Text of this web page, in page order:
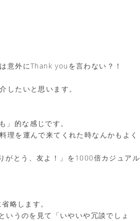
意外にThank youを言わない？！
したいと思います。
的な感じです。
理を運んで来てくれた時なんかもよく
とう、友よ！」を1000倍カジュアル
略します。
うのを見て「いやいや冗談でしょ